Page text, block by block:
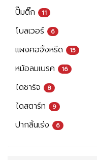
ปั๊มติ๊ก 11
โบลเวอร์ 6
แผงคอจิ้งหรีด 15
หม้อลมเบรค 16
ไดชาร์จ 8
ไดสตาร์ท 9
ปากลิ้นเร่ง 6